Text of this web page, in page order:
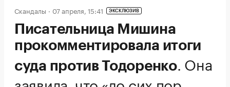
Скандалы 07 апреля, 15:41 ЭКСКЛЮЗИВ
Писательница Мишина
прокомментировала итоги
суда против Тодоренко. Она